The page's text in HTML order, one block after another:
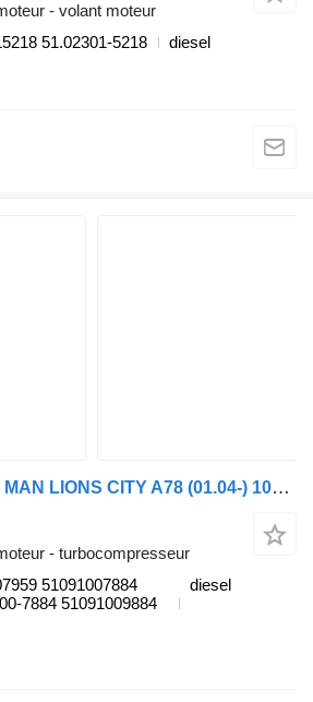
- volant moteur
51.02301-5218
diesel
Turbocompresseur MAN LIONS CITY A78 (01.04-) 10009700041 pour MAN Lion's bus (1991-)
- turbocompresseur
51091007884
7884 51091009884
diesel